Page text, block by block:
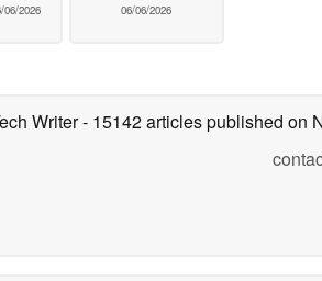
06/2026 06/06/2026
Writer- 15142 articles published on